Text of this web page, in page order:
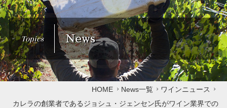
Topics News
HOME News一覧
ワインニュース
カレラの創業者であるジョシュ・ジェンセン氏がワイン業界での